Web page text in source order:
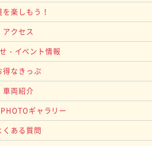
を楽しもう！
アクセス
・イベント情報
得なきっぷ
車両紹介
ギャラリー
くある質問